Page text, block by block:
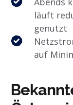
läuft
genutzt
auf